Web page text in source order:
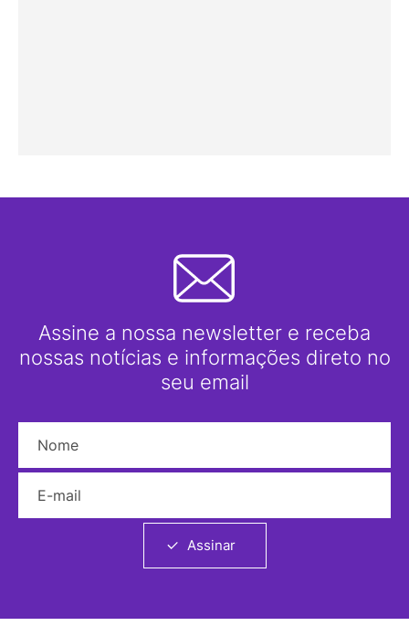
Assine a nossa newsletter e receba
nossas notícias e informações direto no
seu email
Assinar